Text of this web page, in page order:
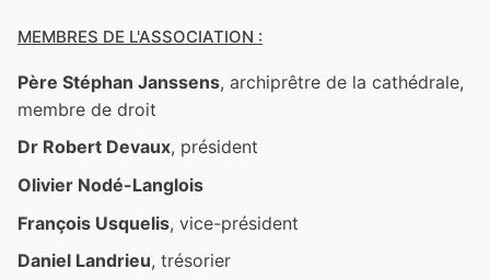
MEMBRES DE L'ASSOCIATION :
Père Stéphan Janssens, archiprêtre de la cathédrale,
membre de droit
Dr Robert Devaux, président
Olivier Nodé-Langlois
François Usquelis, vice-président
Daniel Landrieu, trésorier